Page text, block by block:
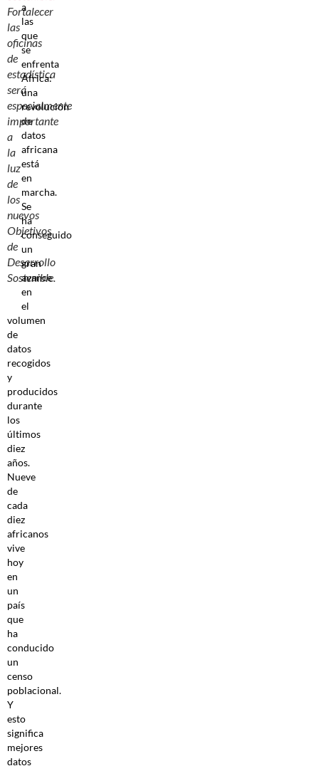
Fortalecer
las
oficinas
de
estadística
será
especialmente
importante
a
la
luz
de
los
nuevos
Objetivos
de
Desarrollo
Sostenible.
a
las
que
se
enfrenta
África:
una
revolución
de
datos
africana
está
en
marcha.
Se
ha
conseguido
un
gran
avance
en
el
volumen
de
datos
recogidos
y
producidos
durante
los
últimos
diez
años.
Nueve
de
cada
diez
africanos
vive
hoy
en
un
país
que
ha
conducido
un
censo
poblacional.
Y
esto
significa
mejores
datos